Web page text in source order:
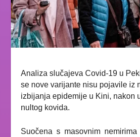
Analiza slučajeva Covid-19 u
se nove varijante nisu pojavile iz
izbijanja epidemije u Kini, nakon
nultog kovida.
Suočena s masovnim